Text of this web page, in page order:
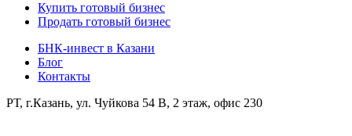
Купить готовый бизнес
Продать готовый бизнес
БНК-инвест в Казани
Блог
Контакты
РТ, г.Казань, ул. Чуйкова 54 В, 2 этаж, офис 230